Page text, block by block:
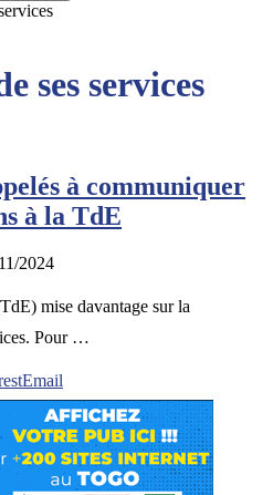
ses services
à communiquer
à la TdE
2024
mise davantage sur la
Pour …
Email